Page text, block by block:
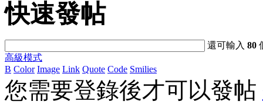
快速發帖
還可輸入80
高級模式
B Color Image Link Quote Code Smilies
您需要登錄後才可以發帖